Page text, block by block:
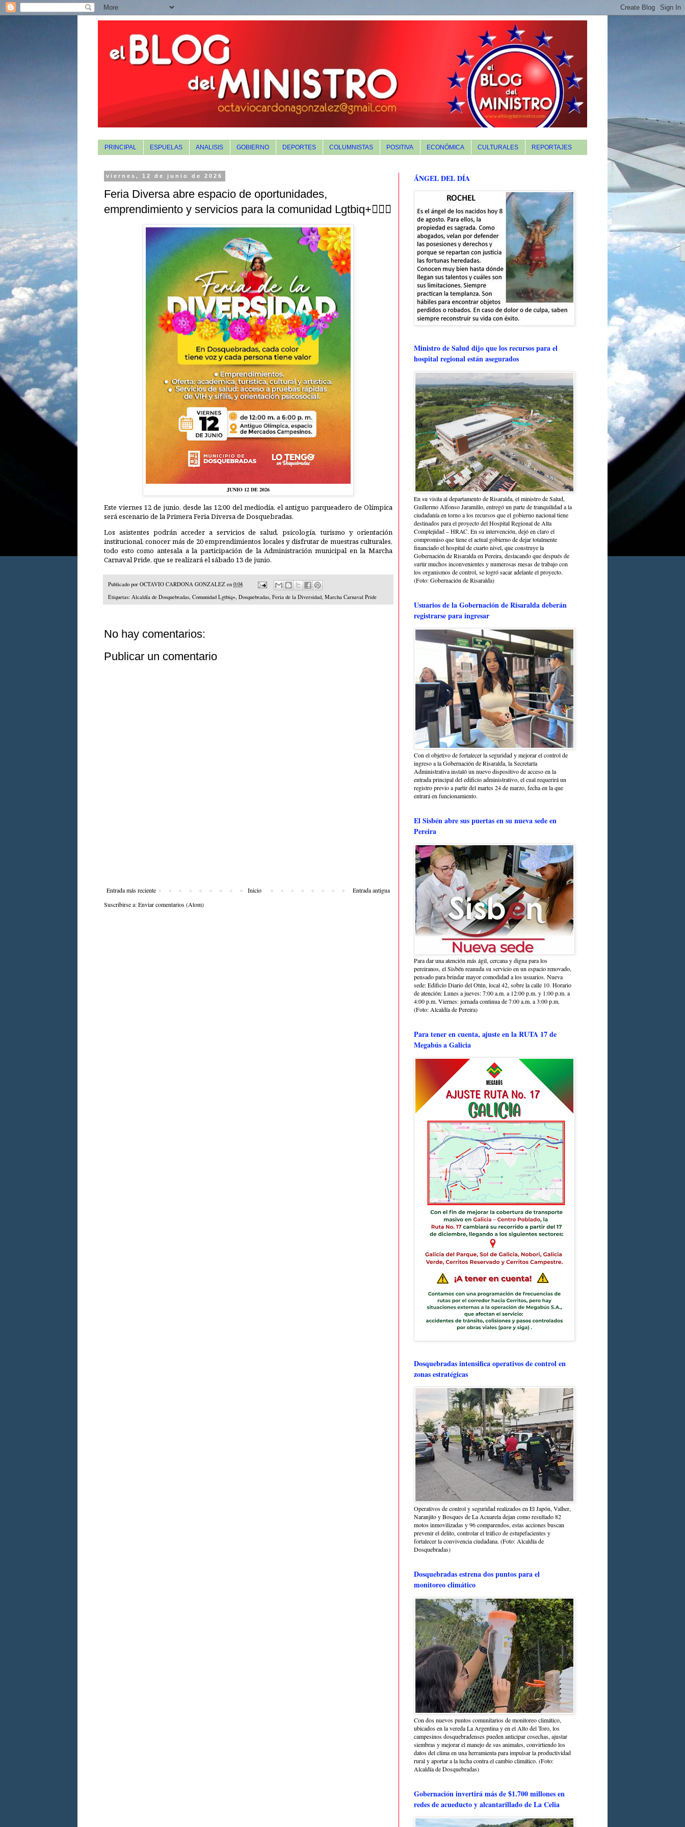
PRINCIPAL ESPUELAS ANALISIS GOBIERNO DEPORTES COLUMNISTAS POSITIVA ECONÓMICA CULTURALES REPORTAJES
viernes, 12 de junio de 2026
Feria Diversa abre espacio de oportunidades,
emprendimiento y servicios para la comunidad Lgtbiq+🏳️‍🌈✅
JUNIO 12 DE 2026
Este viernes 12 de junio, desde las 12:00 del mediodía, el antiguo parqueadero de Olímpica
será escenario de la Primera Feria Diversa de Dosquebradas.
Los asistentes podrán acceder a servicios de salud, psicología, turismo y orientación
institucional, conocer más de 20 emprendimientos locales y disfrutar de muestras culturales,
todo esto como antesala a la participación de la Administración municipal en la Marcha
Carnaval Pride, que se realizará el sábado 13 de junio.
Publicado por OCTAVIO CARDONA GONZALEZ en 0:04
Etiquetas: Alcaldía de Dosquebradas, Comunidad Lgtbiq+, Dosquebradas, Feria de la Diversidad, Marcha Carnaval Pride
No hay comentarios:
Publicar un comentario
Entrada más reciente Entrada antigua
Inicio
Suscribirse a:Enviar comentarios (Atom)
ÁNGEL DEL DÍA
Ministro de Salud dijo que los recursos para el
hospital regional están asegurados
En su visita al departamento de Risaralda, el ministro de Salud,
Guillermo Alfonso Jaramillo, entregó un parte de tranquilidad a la
ciudadanía en torno a los recursos que el gobierno nacional tiene
destinados para el proyecto del Hospital Regional de Alta
Complejidad – HRAC. En su intervención, dejó en claro el
compromiso que tiene el actual gobierno de dejar totalmente
financiado el hospital de cuarto nivel, que construye la
Gobernación de Risaralda en Pereira, destacando que después de
surtir muchos inconvenientes y numerosas mesas de trabajo con
los organismos de control, se logró sacar adelante el proyecto.
(Foto: Gobernación de Risaralda)
Usuarios de la Gobernación de Risaralda deberán
registrarse para ingresar
Con el objetivo de fortalecer la seguridad y mejorar el control de
ingreso a la Gobernación de Risaralda, la Secretaría
Administrativa instaló un nuevo dispositivo de acceso en la
entrada principal del edificio administrativo, el cual requerirá un
registro previo a partir del martes 24 de marzo, fecha en la que
entrará en funcionamiento.
El Sisbén abre sus puertas en su nueva sede en
Pereira
Para dar una atención más ágil, cercana y digna para los
pereiranos, el Sisbén reanuda su servicio en un espacio renovado,
pensado para brindar mayor comodidad a los usuarios. Nueva
sede: Edificio Diario del Otún, local 42, sobre la calle 10. Horario
de atención: Lunes a jueves: 7:00 a.m. a 12:00 p.m. y 1:00 p.m. a
4:00 p.m. Viernes: jornada continua de 7:00 a.m. a 3:00 p.m.
(Foto: Alcaldía de Pereira)
Para tener en cuenta, ajuste en la RUTA 17 de
Megabús a Galicia
Dosquebradas intensifica operativos de control en
zonas estratégicas
Operativos de control y seguridad realizados en El Japón, Valher,
Naranjito y Bosques de La Acuarela dejan como resultado 82
motos inmovilizadas y 96 comparendos, estas acciones buscan
prevenir el delito, controlar el tráfico de estupefacientes y
fortalecer la convivencia ciudadana. (Foto: Alcaldía de
Dosquebradas)
Dosquebradas estrena dos puntos para el
monitoreo climático
Con dos nuevos puntos comunitarios de monitoreo climático,
ubicados en la vereda La Argentina y en el Alto del Toro, los
campesinos dosquebradenses pueden anticipar cosechas, ajustar
siembras y mejorar el manejo de sus animales, convirtiendo los
datos del clima en una herramienta para impulsar la productividad
rural y aportar a la lucha contra el cambio climático. (Foto:
Alcaldía de Dosquebradas)
Gobernación invertirá más de $1.700 millones en
redes de acueducto y alcantarillado de La Celia